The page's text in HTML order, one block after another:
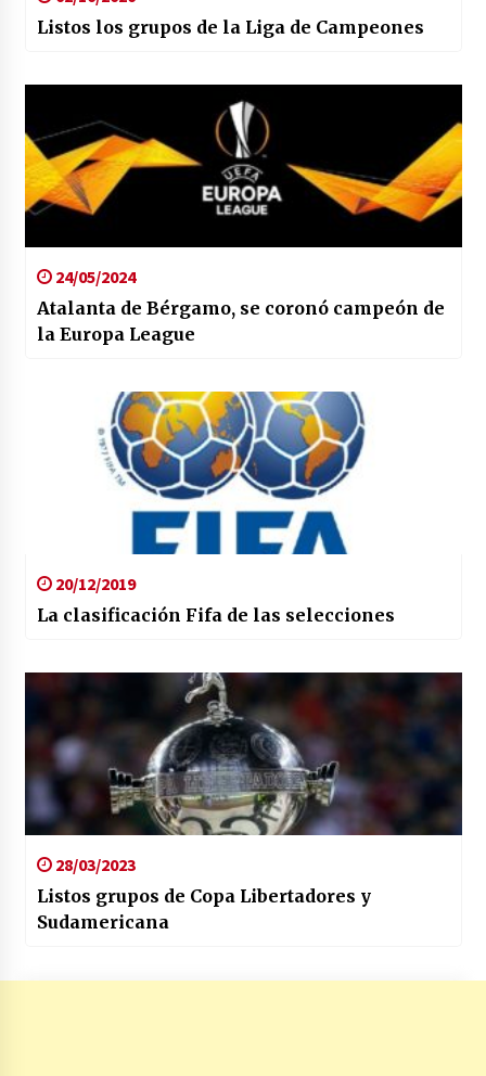
Listos los grupos de la Liga de Campeones
24/05/2024
Atalanta de Bérgamo, se coronó campeón de
la Europa League
20/12/2019
La clasificación Fifa de las selecciones
28/03/2023
Listos grupos de Copa Libertadores y
Sudamericana